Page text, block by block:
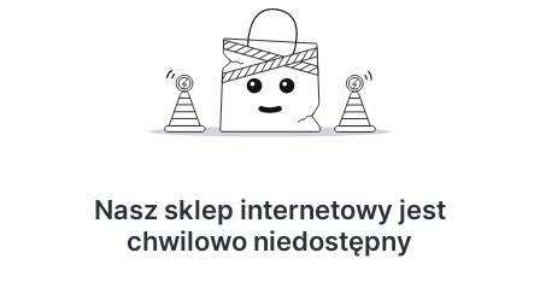
Nasz sklep internetowy jest
chwilowo niedostępny